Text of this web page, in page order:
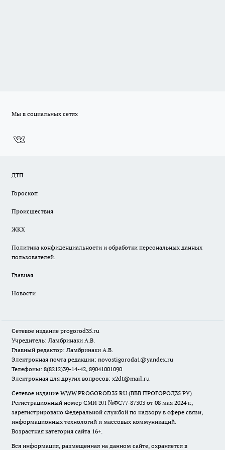
Мы в социальных сетях
ДТП
Гороскоп
Происшествия
ЖКХ
Политика конфиденциальности и обработки персональных данных
пользователей.
Главная
Новости
Сетевое издание progorod35.ru
Учредитель: Ламбринаки А.В.
Главный редактор: Ламбринаки А.В.
Электронная почта редакции: novostigoroda1@yandex.ru
Телефоны: 8(8212)39-14-42, 89041001090
Электронная для других вопросов: x2dt@mail.ru
Сетевое издание WWW.PROGOROD35.RU (ВВВ.ПРОГОРОД35.РУ).
Регистрационный номер СМИ ЭЛ №ФС77-87303 от 08 мая 2024 г.,
зарегистрировано Федеральной службой по надзору в сфере связи,
информационных технологий и массовых коммуникаций.
Возрастная категория сайта 16+.
Вся информация, размещенная на данном сайте, охраняется в